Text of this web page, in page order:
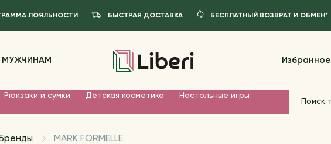
ЛОЯЛЬНОСТИ БЫСТРАЯ ДОСТАВКА БЕСПЛАТНЫЙ ВОЗВРАТ И ОБМЕН*
МУЖЧИНАМ Избранное
Рюкзаки и сумки Детская косметика
Настольные игры
Бренды MARK FORMELLE